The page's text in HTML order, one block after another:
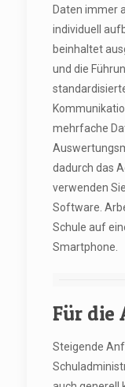
Daten immer
individuell
beinhaltet
und die
mehrfache
dadurch das
verwenden
Software.
Schule auf
Smartphone.
Für die
Steigende